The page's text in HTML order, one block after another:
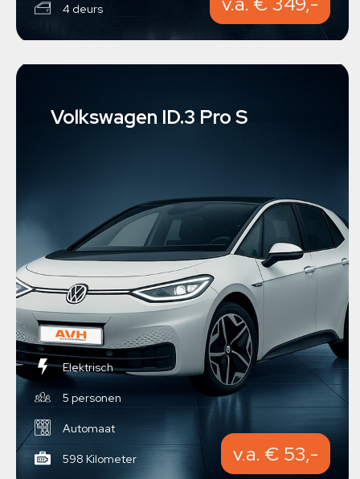
4 deurs
Volkswagen ID.3 Pro S
Elektrisch
5 personen
Automaat
598 Kilometer v.a. € 53,-